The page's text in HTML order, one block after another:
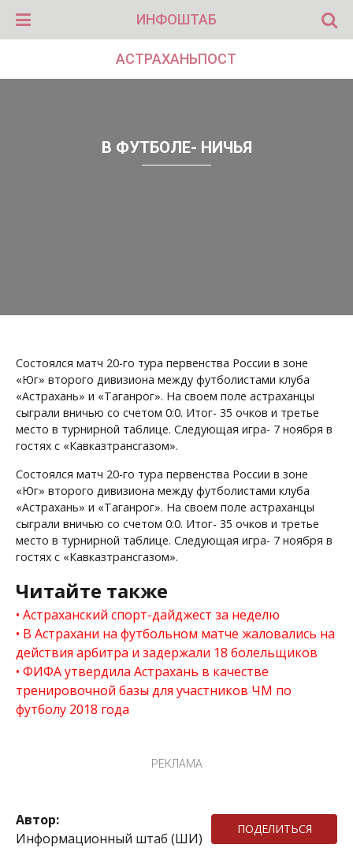
ИНФОШТАБ
АСТРАХАНЬПОСТ
В ФУТБОЛЕ- НИЧЬЯ
Состоялся матч 20-го тура первенства России в зоне
«Юг» второго дивизиона между футболистами клуба
«Астрахань» и «Таганрог». На своем поле астраханцы
сыграли вничью со счетом 0:0. Итог- 35 очков и третье
место в турнирной таблице. Следующая игра- 7 ноября в
гостях с «Кавказтрансгазом».
Состоялся матч 20-го тура первенства России в зоне
«Юг» второго дивизиона между футболистами клуба
«Астрахань» и «Таганрог». На своем поле астраханцы
сыграли вничью со счетом 0:0. Итог- 35 очков и третье
место в турнирной таблице. Следующая игра- 7 ноября в
гостях с «Кавказтрансгазом».
Читайте также
Астраханский спорт-дайджест за неделю
В Астрахани на футбольном матче жаловались на
действия арбитра и задержали 18 болельщиков
ФИФА утвердила Астрахань в качестве
тренировочной базы для участников ЧМ по
футболу 2018 года
РЕКЛАМА
Автор:
Информационный штаб (ШИ)
ПОДЕЛИТЬСЯ